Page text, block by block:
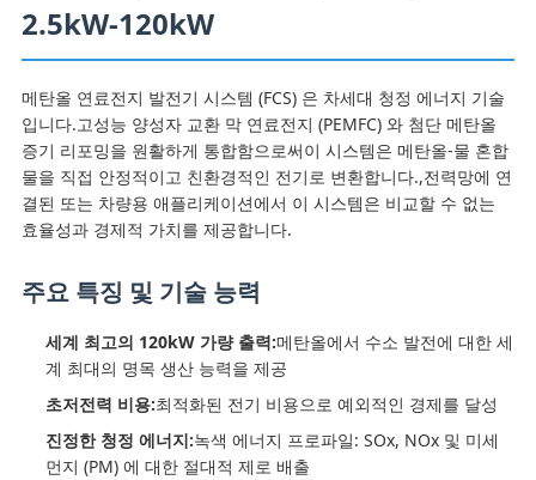
뉴
스
사
례
견
적
요
청
2.5kW-120kW
메탄올 연료전지 발전기 시스템 (FCS) 은 차세대 청정 에너지 기술
입니다.고성능 양성자 교환 막 연료전지 (PEMFC) 와 첨단 메탄올
증기 리포밍을 원활하게 통합함으로써이 시스템은 메탄올-물 혼합
물을 직접 안정적이고 친환경적인 전기로 변환합니다.,전력망에 연
결된 또는 차량용 애플리케이션에서 이 시스템은 비교할 수 없는
효율성과 경제적 가치를 제공합니다.
주요 특징 및 기술 능력
세계 최고의 120kW 가량 출력:메탄올에서 수소 발전에 대한 세
계 최대의 명목 생산 능력을 제공
초저전력 비용:최적화된 전기 비용으로 예외적인 경제를 달성
진정한 청정 에너지:녹색 에너지 프로파일: SOx, NOx 및 미세
먼지 (PM) 에 대한 절대적 제로 배출